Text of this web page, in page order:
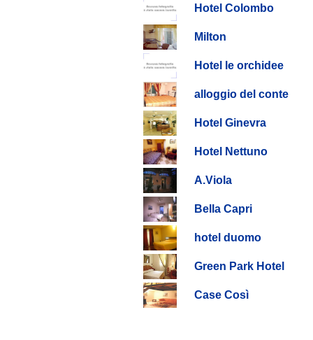
Hotel Colombo
Milton
Hotel le orchidee
alloggio del conte
Hotel Ginevra
Hotel Nettuno
A.Viola
Bella Capri
hotel duomo
Green Park Hotel
Case Così